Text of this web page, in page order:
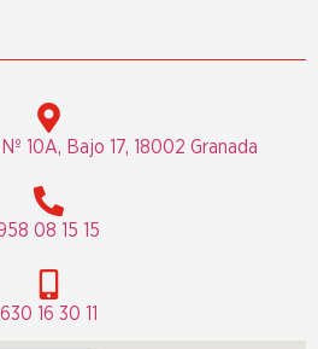
10A, Bajo 17, 18002 Granada
08 15 15
630 16 30 11